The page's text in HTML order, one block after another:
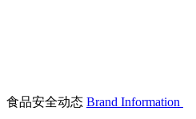
食品安全动态 Brand Information